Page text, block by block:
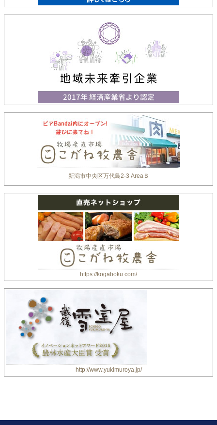
新潟市中央区万代島2-3 AreaＢ
https://kogaboku.com/
http://www.yukimuroya.jp/